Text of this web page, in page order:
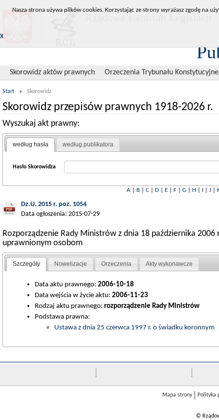
Skorowidz aktów prawnych Orzeczenia Trybunału
Start » Skorowidz
Skorowidz przepisów prawnych 1918-2026 r.
Wyszukaj akt prawny:
według hasła według publikatora
Hasło Skorowidza
A| B| C| D| E| F| G| H| I| J|
Dz.U. 2015 r. poz. 1054
Data ogłoszenia: 2015-07-29
Rozporządzenie Rady Ministrów z dnia 18 października
uprawnionym osobom
Szczegóły Nowelizacje Orzeczenia Akty wykonawcze
Data aktu prawnego: 2006-10-18
Data wejścia w życie aktu: 2006-11-23
Rodzaj aktu prawnego: rozporządzenie Rady Ministrów
Podstawa prawna:
Ustawa z dnia 25 czerwca 1997 r. o świadku koronnym
Mapa strony Polityka
©
Nasza strona używa plików cookies. Korzystając ze strony wyrażasz zgodę na
X